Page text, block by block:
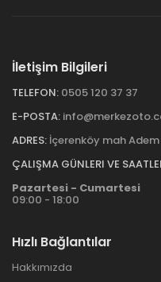
İletişim Bilgileri
TELEFON: 0505 120 37 37
E-POSTA:
ADRES: İçerenköy mah
ÇALIŞMA GÜNLERI VE
Pazartesi - Cumartesi
09:00 - 18:00
Hızlı Bağlantılar
Hakkımızda